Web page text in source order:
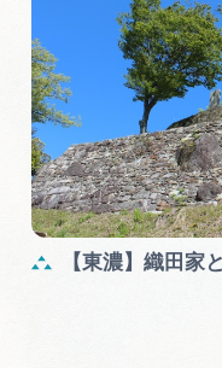
【東濃】織田家